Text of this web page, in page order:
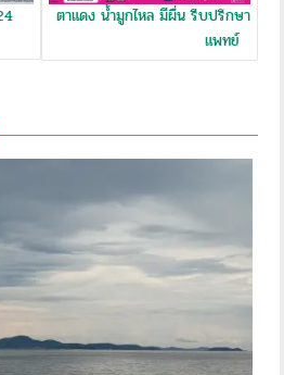
ตาแดง น้ำมูกไหล มีผื่น รีบปรึกษา
แพทย์